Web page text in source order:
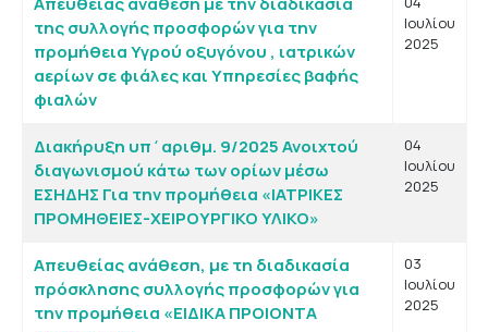
της συλλογής προσφορών για την
προμήθεια Υγρού οξυγόνου , ιατρικών
αερίων σε φιάλες και Υπηρεσίες βαφής
φιαλών
Ιουλίου
2025
Διακήρυξη υπ΄αριθμ. 9/2025 Ανοιχτού
διαγωνισμού κάτω των ορίων μέσω
ΕΣΗΔΗΣ Για την προμήθεια «ΙΑΤΡΙΚΕΣ
ΠΡΟΜΗΘΕΙΕΣ-ΧΕΙΡΟΥΡΓΙΚΟ ΥΛΙΚΟ»
04
Ιουλίου
2025
Απευθείας ανάθεση, με τη διαδικασία
πρόσκλησης συλλογής προσφορών για
την προμήθεια «ΕΙΔΙΚΑ ΠΡΟΙΟΝΤΑ
03
Ιουλίου
2025